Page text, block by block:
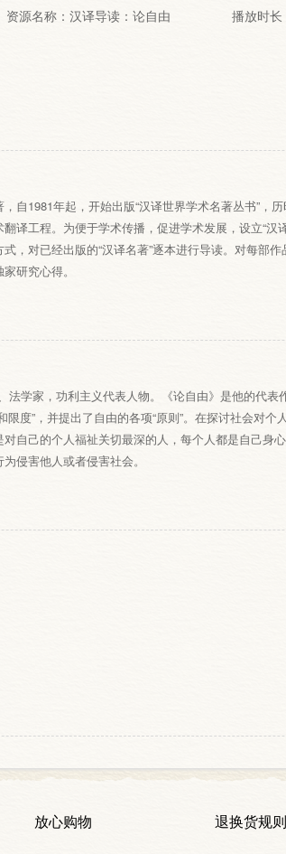
资源名称：汉译导读：论自由
播放时
自1981年起，开始出版“汉译世界学术名著丛书”，
译工程。为便于学术传播，促进学术发展，设立“汉
，对已经出版的“汉译名著”逐本进行导读。对每部
研究心得。
法学家，功利主义代表人物。《论自由》是他的代表
度”，并提出了自由的各项“原则”。在探讨社会对
自己的个人福祉关切最深的人，每个人都是自己身
侵害他人或者侵害社会。
放心购物 退换货规则